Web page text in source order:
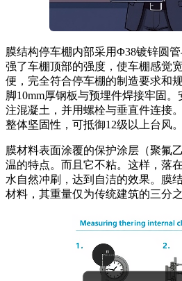
膜结构停车棚内部采用Φ38镀锌圆
强了车棚顶部的强度，使车棚感觉
便，完全符合停车棚的制造要求和
脚10mm厚钢板与预埋件焊接牢固
注混凝土，并用螺栓与垂直件连接
整体坚固性，可抵御12级以上台风。
膜材料表面涂覆的保护涂层（聚氟
温的特点。而且它不粘。这样，落
水自然冲刷，达到自洁的效果。膜
材料，其重量仅为传统建筑的三分之